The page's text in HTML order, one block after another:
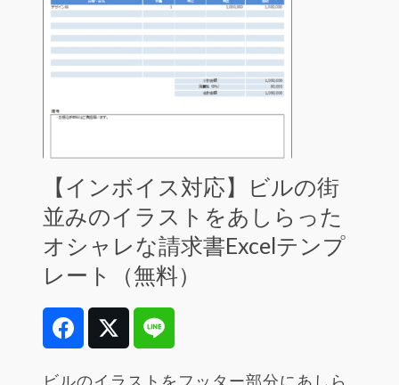
【インボイス対応】ビルの街
並みのイラストをあしらった
オシャレな請求書Excelテンプ
レート（無料）
FacebookTwitter
ビルのイラストをフッター部分にあしら